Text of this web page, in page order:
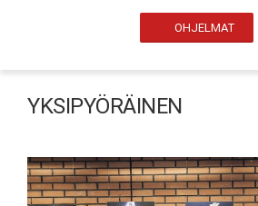
OHJELMAT
YKSIPYÖRÄINEN